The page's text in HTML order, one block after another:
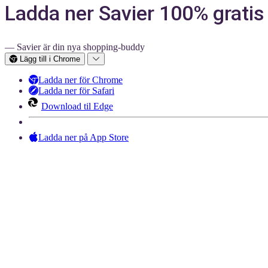
Ladda ner Savier 100%
— Savier är din nya shopping-buddy
Lägg till i Chrome
Ladda ner för Chrome
Ladda ner för Safari
Download til Edge
Ladda ner på App Store